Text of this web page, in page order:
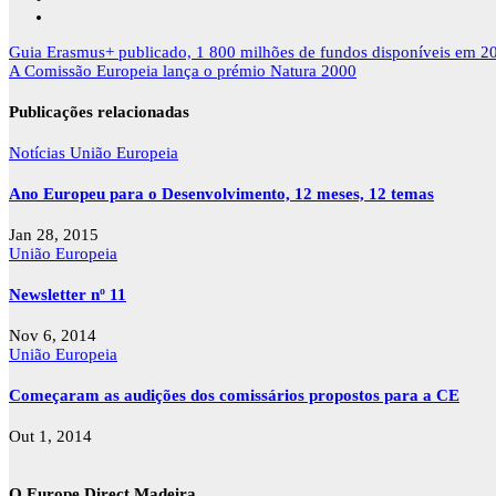
Navegação
de
Guia Erasmus+ publicado, 1 800 milhões de fundos disponíveis em
A Comissão Europeia lança o prémio Natura 2000
Publicações relacionadas
Notícias União Europeia
Ano Europeu para o Desenvolvimento, 12 meses, 12 temas
Jan 28, 2015
União Europeia
Newsletter nº 11
Nov 6, 2014
União Europeia
Começaram as audições dos comissários propostos para a CE
Out 1, 2014